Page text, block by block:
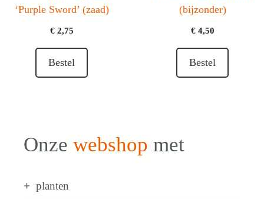
‘Purple Sword’ (zaad)
€2,75
Bestel
(bijzonder)
€4,50
Bestel
Onze webshop met
planten